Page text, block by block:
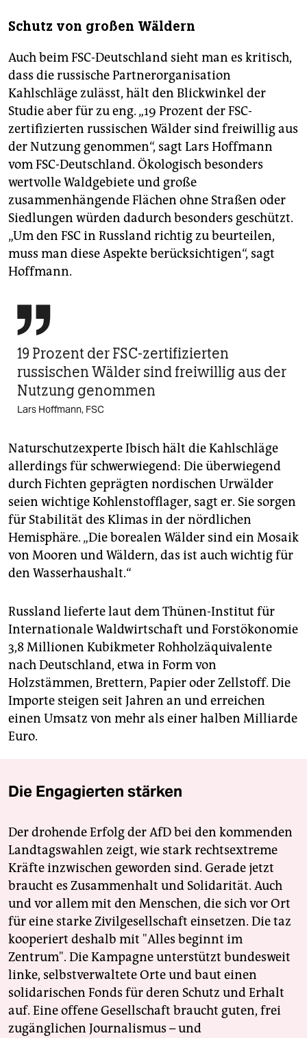
Schutz von großen Wäldern
Auch beim FSC-Deutschland sieht man es kritisch,
dass die russische Partnerorganisation
Kahlschläge zulässt, hält den Blickwinkel der
Studie aber für zu eng. „19 Prozent der FSC-
zertifizierten russischen Wälder sind freiwillig aus
der Nutzung genommen“, sagt Lars Hoffmann
vom FSC-Deutschland. Ökologisch besonders
wertvolle Waldgebiete und große
zusammenhängende Flächen ohne Straßen oder
Siedlungen würden dadurch besonders geschützt.
„Um den FSC in Russland richtig zu beurteilen,
muss man diese Aspekte berücksichtigen“, sagt
Hoffmann.

19 Prozent der FSC-zertifizierten
russischen Wälder sind freiwillig aus der
Nutzung genommen
Lars Hoffmann, FSC
Naturschutzexperte Ibisch hält die Kahlschläge
allerdings für schwerwiegend: Die überwiegend
durch Fichten geprägten nordischen Urwälder
seien wichtige Kohlenstofflager, sagt er. Sie sorgen
für Stabilität des Klimas in der nördlichen
Hemisphäre. „Die borealen Wälder sind ein Mosaik
von Mooren und Wäldern, das ist auch wichtig für
den Wasserhaushalt.“
Russland lieferte laut dem Thünen-Institut für
Internationale Waldwirtschaft und Forstökonomie
3,8 Millionen Kubikmeter Rohholzäquivalente
nach Deutschland, etwa in Form von
Holzstämmen, Brettern, Papier oder Zellstoff. Die
Importe steigen seit Jahren an und erreichen
einen Umsatz von mehr als einer halben Milliarde
Euro.
Die Engagierten stärken
Der drohende Erfolg der AfD bei den kommenden
Landtagswahlen zeigt, wie stark rechtsextreme
Kräfte inzwischen geworden sind. Gerade jetzt
braucht es Zusammenhalt und Solidarität. Auch
und vor allem mit den Menschen, die sich vor Ort
für eine starke Zivilgesellschaft einsetzen. Die taz
kooperiert deshalb mit "Alles beginnt im
Zentrum". Die Kampagne unterstützt bundesweit
linke, selbstverwaltete Orte und baut einen
solidarischen Fonds für deren Schutz und Erhalt
auf. Eine offene Gesellschaft braucht guten, frei
zugänglichen Journalismus – und